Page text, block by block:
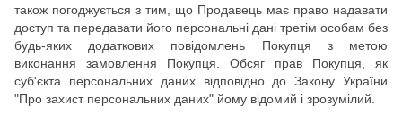
також погоджується з тим, що Продавець має право надавати
доступ та передавати його персональні дані третім особам без
будь-яких додаткових повідомлень Покупця з метою
виконання замовлення Покупця.
Обсяг прав Покупця, як
суб'єкта персональних даних відповідно до Закону України
"Про захист персональних даних" йому відомий і зрозумілий.